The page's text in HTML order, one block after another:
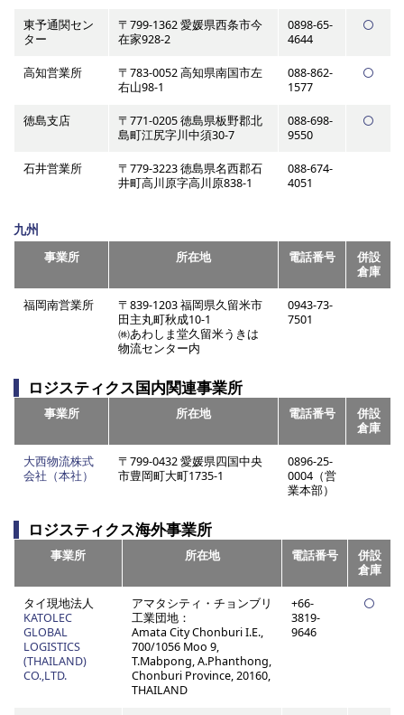
東予通関セン
ター
〒799-1362 愛媛県西条市今
在家928-2
0898-65-
4644
高知営業所
〒783-0052 高知県南国市左
右山98-1
088-862-
1577
徳島支店
〒771-0205 徳島県板野郡北
島町江尻字川中須30-7
088-698-
9550
石井営業所
〒779-3223 徳島県名西郡石
井町高川原字高川原838-1
088-674-
4051
九州
事業所 所在地 電話番号
併設
倉庫
福岡南営業所
〒839-1203 福岡県久留米市
田主丸町秋成10-1
㈱あわしま堂久留米うきは
物流センター内
0943-73-
7501
ロジスティクス国内関連事業所
事業所 所在地 電話番号
併設
倉庫
大西物流株式
会社（本社）
〒799-0432 愛媛県四国中央
市豊岡町大町1735-1
0896-25-
0004（営
業本部）
ロジスティクス海外事業所
事業所 所在地 電話番号
併設
倉庫
タイ現地法人
KATOLEC
GLOBAL
LOGISTICS
(THAILAND)
CO.,LTD.
アマタシティ・チョンブリ
工業団地：
Amata City Chonburi I.E.,
700/1056 Moo 9,
T.Mabpong, A.Phanthong,
Chonburi Province, 20160,
THAILAND
+66-
3819-
9646